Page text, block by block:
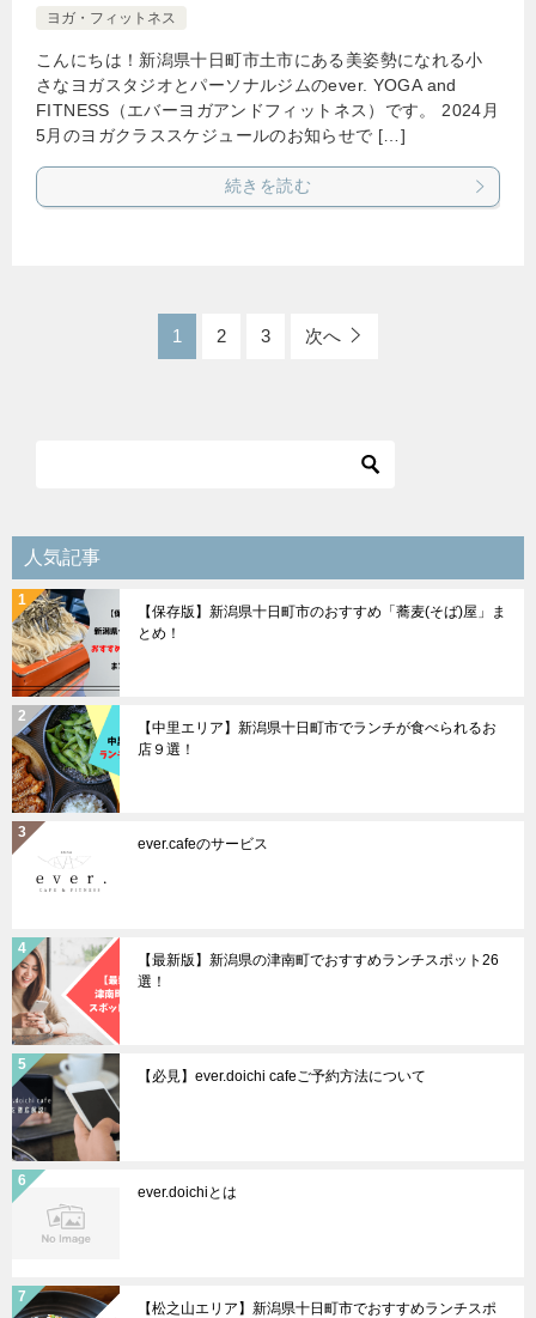
ヨガ・フィットネス
こんにちは！新潟県十日町市土市にある美姿勢になれる小
さなヨガスタジオとパーソナルジムのever. YOGA and
FITNESS（エバーヨガアンドフィットネス）です。 2024月
5月のヨガクラススケジュールのお知らせで […]
続きを読む
1 2 3 次へ
人気記事
【保存版】新潟県十日町市のおすすめ「蕎麦(そば)屋」ま
とめ！
【中里エリア】新潟県十日町市でランチが食べられるお
店９選！
ever.cafeのサービス
【最新版】新潟県の津南町でおすすめランチスポット26
選！
【必見】ever.doichi cafeご予約方法について
ever.doichiとは
【松之山エリア】新潟県十日町市でおすすめランチスポ